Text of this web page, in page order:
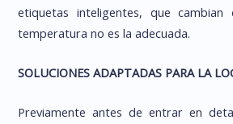
etiquetas inteligentes, que
temperatura no es la adecuada.
SOLUCIONES ADAPTADAS PARA LA
Previamente antes de entrar en